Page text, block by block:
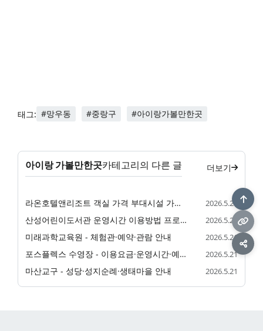
태그: #망우동 #중랑구 #아이랑가볼만한곳
아이랑 가볼만한곳카테고리의 다른 글 더보기
라온호텔앤리조트 객실 가격 부대시설 가족 숙소 정리 2026.5.21
산성어린이도서관 운영시간 이용방법 프로그램 정리 2026.5.21
미래과학교육원 - 체험관·예약·관람 안내 2026.5.21
포스플렉스 수영장 - 이용요금·운영시간·예약 안내 2026.5.21
마산교구 - 성당·성지순례·생태마을 안내 2026.5.21